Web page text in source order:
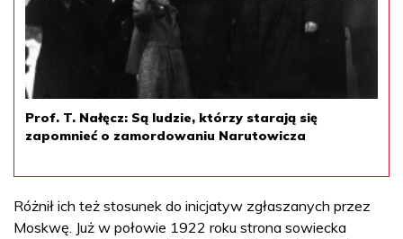
Prof. T. Nałęcz: Są ludzie, którzy starają się
zapomnieć o zamordowaniu Narutowicza
Różnił ich też stosunek do inicjatyw zgłaszanych przez
Moskwę. Już w połowie 1922 roku strona sowiecka